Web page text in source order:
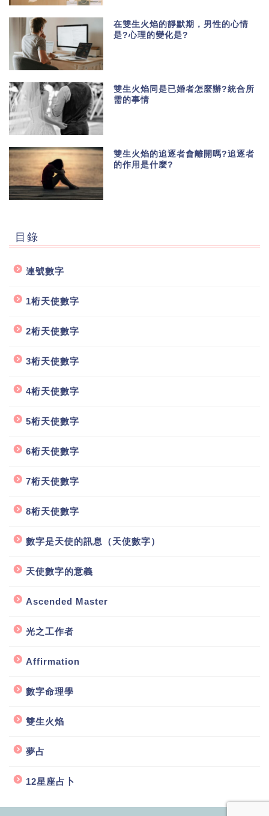
在雙生火焰的靜默期，男性的心情
是?心理的變化是?
雙生火焰同是已婚者怎麼辦?統合所
需的事情
雙生火焰的追逐者會離開嗎?追逐者
的作用是什麼?
目錄
連號數字
1桁天使數字
2桁天使數字
3桁天使數字
4桁天使數字
5桁天使數字
6桁天使數字
7桁天使數字
8桁天使數字
數字是天使的訊息（天使數字）
天使數字的意義
Ascended Master
光之工作者
Affirmation
數字命理學
雙生火焰
夢占
12星座占卜